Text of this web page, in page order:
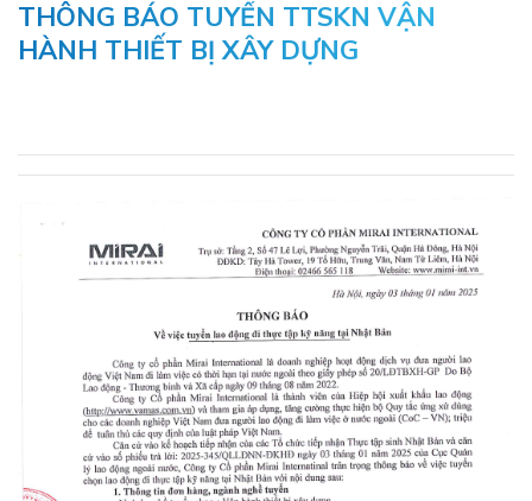
THÔNG BÁO TUYỂN TTSKN VẬN
HÀNH THIẾT BỊ XÂY DỰNG